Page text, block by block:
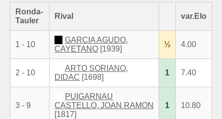
Ronda-
Tauler
Rival var.Elo
1 - 10
GARCIA AGUDO,
CAYETANO [1939]
½ 4.00
2 - 10
ARTO SORIANO,
DIDAC [1698]
1 7.40
3 - 9
PUIGARNAU
CASTELLO, JOAN RAMON
[1817]
1 10.80